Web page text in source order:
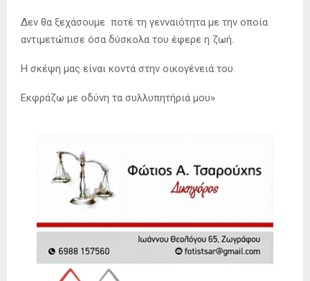
Δεν θα ξεχάσουμε ποτέ τη γενναιότητα με την οποία
αντιμετώπισε όσα δύσκολα του έφερε η ζωή.
Η σκέψη μας είναι κοντά στην οικογένειά του.
Εκφράζω με οδύνη τα συλλυπητήριά μου»